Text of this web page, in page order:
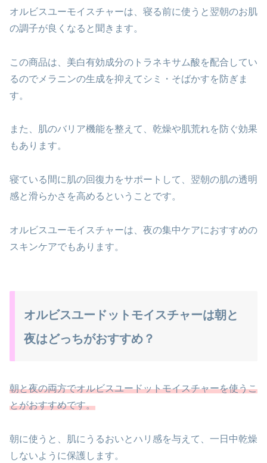
オルビスユーモイスチャーは、寝る前に使うと翌朝のお肌
の調子が良くなると聞きます。
この商品は、美白有効成分のトラネキサム酸を配合してい
るのでメラニンの生成を抑えてシミ・そばかすを防ぎま
す。
また、肌のバリア機能を整えて、乾燥や肌荒れを防ぐ効果
もあります。
寝ている間に肌の回復力をサポートして、翌朝の肌の透明
感と滑らかさを高めるということです。
オルビスユーモイスチャーは、夜の集中ケアにおすすめの
スキンケアでもあります。
オルビスユードットモイスチャーは朝と
夜はどっちがおすすめ？
朝と夜の両方でオルビスユードットモイスチャーを使うこ
とがおすすめです。
朝に使うと、肌にうるおいとハリ感を与えて、一日中乾燥
しないように保護します。